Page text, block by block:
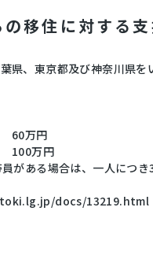
移住に対する
県、東京都及び神奈川県
60万円
100万円
ある場合は、一人につき
docs/13219.html